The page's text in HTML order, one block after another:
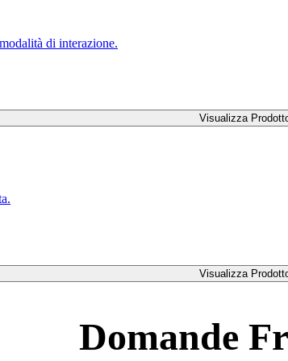
di interazione.
Visualizza
Visualizza
Domande